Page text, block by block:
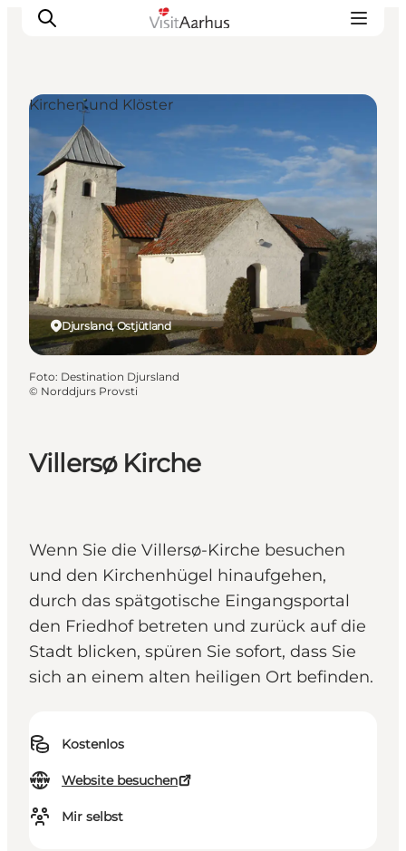
Sehen und erleben
Veranstaltungen
Städte und Regionen
Reiseplanung
Transport
Villersø Kirche
Wenn Sie die Villersø-Kirche besuchen
und den Kirchenhügel hinaufgehen,
durch das spätgotische Eingangsportal
den Friedhof betreten und zurück auf die
Stadt blicken, spüren Sie sofort, dass Sie
sich an einem alten heiligen Ort befinden.
Kostenlos
Website besuchen
Mir selbst
Djursland, Ostjütland
Kirchen und Klöster
Foto: Destination Djursland
© Norddjurs Provsti